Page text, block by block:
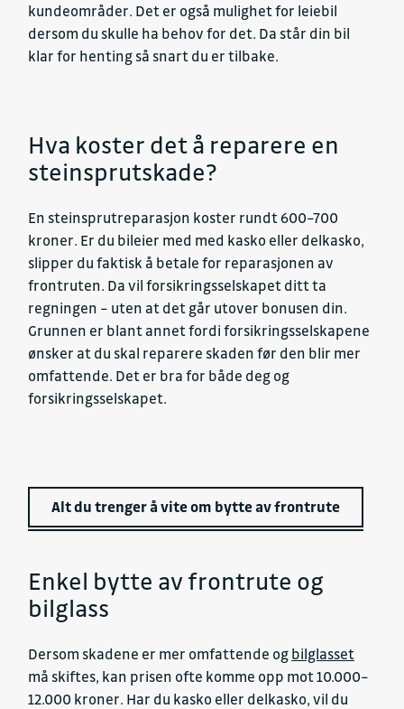
kundeområder. Det er også mulighet for leiebil
dersom du skulle ha behov for det. Da står din bil
klar for henting så snart du er tilbake.
Hva koster det å reparere en
steinsprutskade?
En steinsprutreparasjon koster rundt 600–700
kroner. Er du bileier med med kasko eller delkasko,
slipper du faktisk å betale for reparasjonen av
frontruten. Da vil forsikringsselskapet ditt ta
regningen – uten at det går utover bonusen din.
Grunnen er blant annet fordi forsikringsselskapene
ønsker at du skal reparere skaden før den blir mer
omfattende. Det er bra for både deg og
forsikringsselskapet.
Alt du trenger å vite om bytte av frontrute
Enkel bytte av frontrute og
bilglass
Dersom skadene er mer omfattende og bilglasset
må skiftes, kan prisen ofte komme opp mot 10.000–
12.000 kroner. Har du kasko eller delkasko, vil du